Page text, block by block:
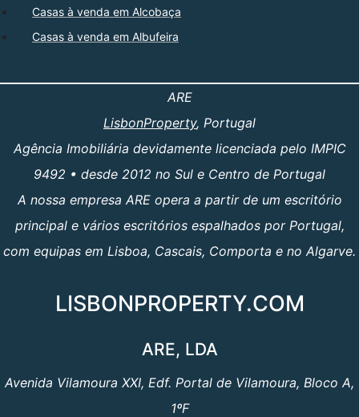
Casas à venda em Alcobaça
Casas à venda em Albufeira
ARE
LisbonProperty, Portugal
Agência Imobiliária devidamente licenciada pelo IMPIC
9492 • desde 2012 no Sul e Centro de Portugal
A nossa empresa ARE opera a partir de um escritório
principal e vários escritórios espalhados por Portugal,
com equipas em Lisboa, Cascais, Comporta e no Algarve.
LISBONPROPERTY.COM
ARE, LDA
Avenida Vilamoura XXI, Edf. Portal de Vilamoura, Bloco A,
1ºF